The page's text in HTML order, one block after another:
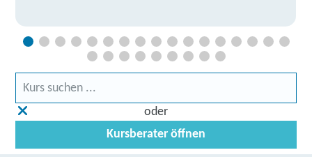
oder
Kursberater öffnen